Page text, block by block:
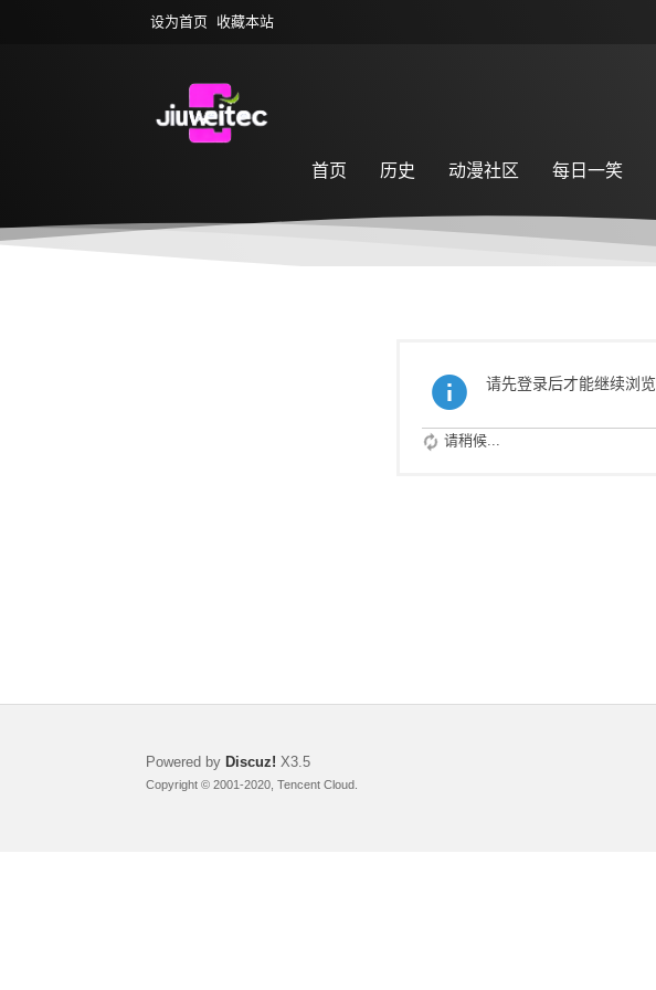
设为首页 收藏本站
首页 历史 动漫社区 每日一笑
请先登录后才能继续浏览
请稍候...
Powered by Discuz! X3.5
Copyright © 2001-2020, Tencent Cloud.